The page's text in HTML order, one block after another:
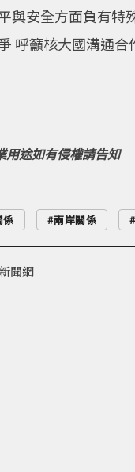
與安全方面負有特
呼籲核大國溝通合
用途如有侵權請告知
係 兩岸關係
聞網